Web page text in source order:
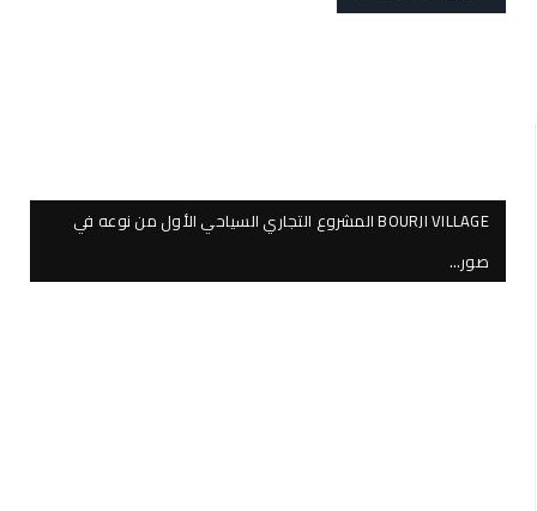
BOURJI VILLAGE المشروع التجاري السياحي الأول من نوعه في
صور…